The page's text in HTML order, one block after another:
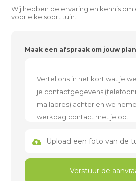
Wij hebben de ervaring en kennis
voor elke soort tuin.
Maak een afspraak om jouw
Upload een foto van de
Verstuur de